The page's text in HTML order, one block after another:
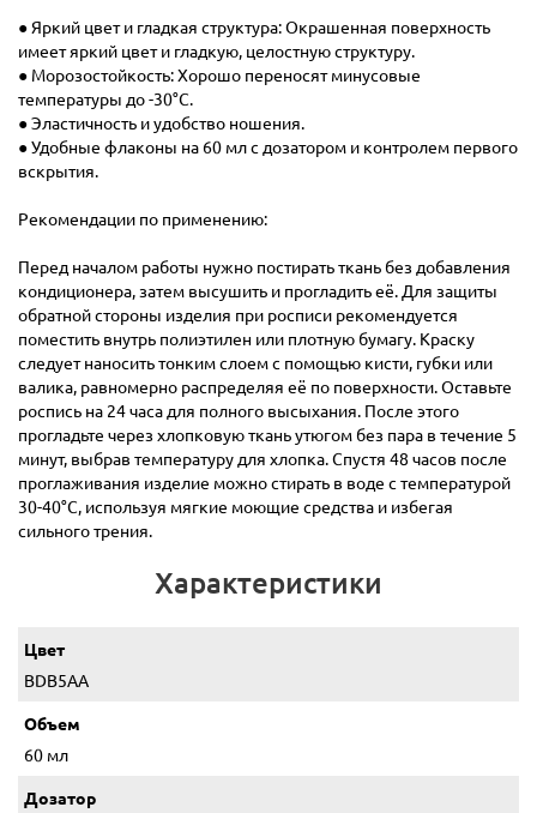
● Яркий цвет и гладкая структура: Окрашенная поверхность
имеет яркий цвет и гладкую, целостную структуру.
● Морозостойкость: Хорошо переносят минусовые
температуры до -30°С.
● Эластичность и удобство ношения.
● Удобные флаконы на 60 мл с дозатором и контролем первого
вскрытия.
Рекомендации по применению:
Перед началом работы нужно постирать ткань без добавления
кондиционера, затем высушить и прогладить её. Для защиты
обратной стороны изделия при росписи рекомендуется
поместить внутрь полиэтилен или плотную бумагу. Краску
следует наносить тонким слоем с помощью кисти, губки или
валика, равномерно распределяя её по поверхности. Оставьте
роспись на 24 часа для полного высыхания. После этого
прогладьте через хлопковую ткань утюгом без пара в течение 5
минут, выбрав температуру для хлопка. Спустя 48 часов после
проглаживания изделие можно стирать в воде с температурой
30-40°C, используя мягкие моющие средства и избегая
сильного трения.
Характеристики
Цвет
BDB5AA
Объем
60 мл
Дозатор